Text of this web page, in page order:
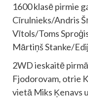
1600 klasē pirmie
Cīrulnieks/Andris
Vītols/Toms
Mārtiņš Stanke/
2WD ieskaitē
Fjodorovam, otrie
vietā Miks Ķenavs